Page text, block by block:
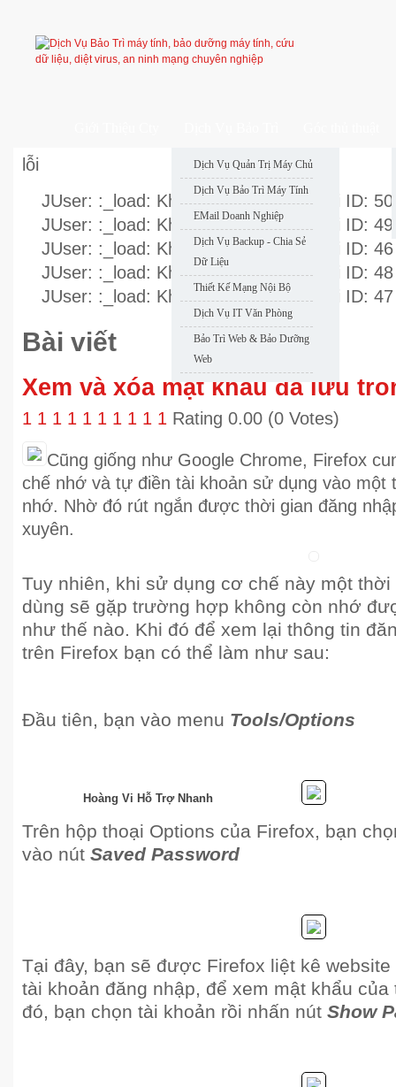
Dịch Vụ Quản Trị Máy Chủ
Dịch Vụ Bảo Trì Máy Tính
EMail Doanh Nghiệp
Dịch Vụ Backup - Chia Sẻ
Dữ Liệu
Thiết Kế Mạng Nội Bộ
Dịch Vụ IT Văn Phòng
Bảo Trì Web & Bảo Dưỡng
Web
lỗi
JUser: :_load: Không thể nạp user với ID: 50
JUser: :_load: Không thể nạp user với ID: 49
JUser: :_load: Không thể nạp user với ID: 46
JUser: :_load: Không thể nạp user với ID: 48
JUser: :_load: Không thể nạp user với ID: 47
Bài viết
Xem và xóa mật khẩu đã lưu
1 1 1 1 1 1 1 1 1 1 Rating 0.00 (0 Votes)
Cũng giống như Google Chrome, Firefox
chế nhớ và tự điền tài khoản sử dụng vào một
nhớ. Nhờ đó rút ngắn được thời gian đăng
xuyên.
Tuy nhiên, khi sử dụng cơ chế này một
dùng sẽ gặp trường hợp không còn nhớ
như thế nào. Khi đó để xem lại thông tin
trên Firefox bạn có thể làm như sau:
Đầu tiên, bạn vào menu Tools/Options
Trên hộp thoại Options của Firefox, bạn
vào nút Saved Password
Tại đây, bạn sẽ được Firefox liệt kê
tài khoản đăng nhập, để xem mật khẩu
đó, bạn chọn tài khoản rồi nhấn nút Show
Hoàng Vi Hỗ Trợ Nhanh